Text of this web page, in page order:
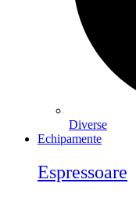
Diverse
Echipamente
Espressoare